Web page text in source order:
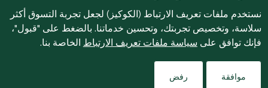
نستخدم ملفات تعريف الارتباط (الكوكيز) لجعل تجربة التسوق أكثر
سلاسة، وتخصيص تجربتك، وتحسين خدماتنا. بالضغط على "قبول"،
فإنك توافق على سياسة ملفات تعريف الارتباط الخاصة بنا.
موافقة رفض